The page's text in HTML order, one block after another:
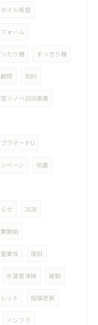
タイル張替
ォーム
たり棚 すっきり棚
顧問 契約
リノベ2026事業
ラマードU
ペーン 地震
せ 2026
開始
要性 復旧
水道管凍結 破裂
ット 設備更新
インフラ